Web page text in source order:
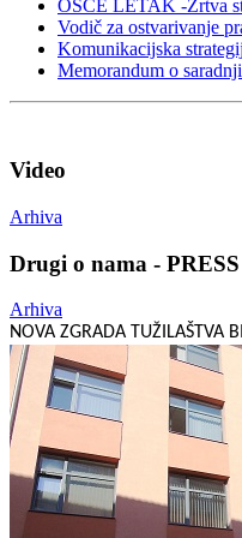
OSCE LETAK -Žrtva
Vodič za ostvarivanje
Komunikacijska
Memorandum o
Video
Arhiva
Drugi o nama - PRESS
Arhiva
NOVA ZGRADA TUŽILAŠTVA